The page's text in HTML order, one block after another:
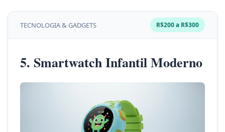
TECNOLOGIA & GADGETS R$200 a R$300
5. Smartwatch Infantil Moderno